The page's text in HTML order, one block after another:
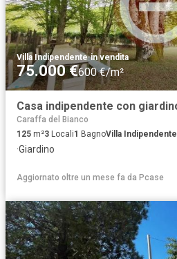
Villa Indipendente·in vendita
75.000 €600 €/m²
Caraffa del Bianco
125 m²3 Locali1 BagnoVilla Indipendente
·Giardino
Aggiornato oltre un mese fa da Pcase